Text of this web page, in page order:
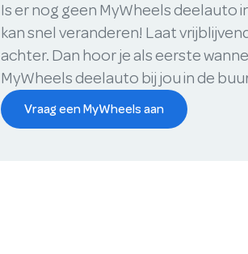
Is er nog geen MyWheels deelauto
kan snel veranderen! Laat
achter. Dan hoor je als eerste
MyWheels deelauto bij jou in de
Vraag een MyWheels aan